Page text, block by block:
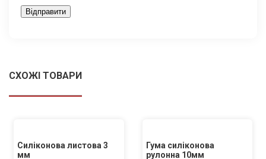
СХОЖІ ТОВАРИ
Силіконова листова 3
мм
Гума силіконова
рулонна 10мм